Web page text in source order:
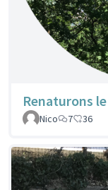
Renaturons
Nico
7 36